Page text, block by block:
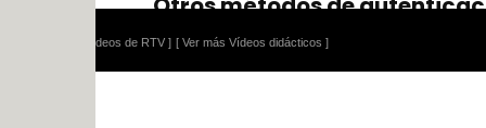
[ Ver más Vídeos didácticos ]